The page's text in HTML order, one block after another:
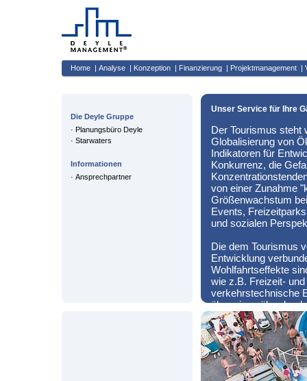
Home | Analyse | Konzeption | Finanzierung | Projektmanagement |
Die Deyle Gruppe
· Planungsbüro Deyle
· Starwaters
Informationen
· Ansprechpartner
Unser Service für Ihre
Der Tourismus steht
Globalisierung von
Indikatoren für
Konkurrenz, die
von einer Zunahme
Größenwachstum
Events,
und sozialen
Die dem Tourismus
Entwicklung
Wohlfahrtseffekte
wie z.B. Freizeit-
verkehrstechnische
über einen
Dienstleistungen
werden.
Wir kennen uns mit
Deshalb können wir
Unterstützung